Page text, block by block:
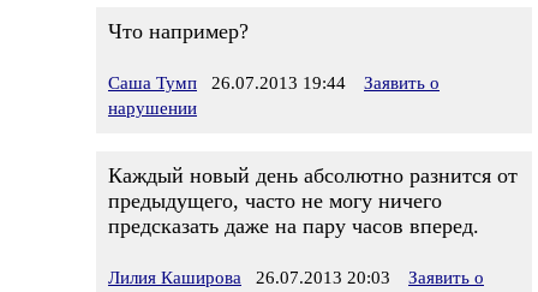
Что например?
Саша Тумп 26.07.2013 19:44
Заявить о
нарушении
Каждый новый день абсолютно разнится от
предыдущего, часто не могу ничего
предсказать даже на пару часов вперед.
Лилия Каширова 26.07.2013 20:03
Заявить о